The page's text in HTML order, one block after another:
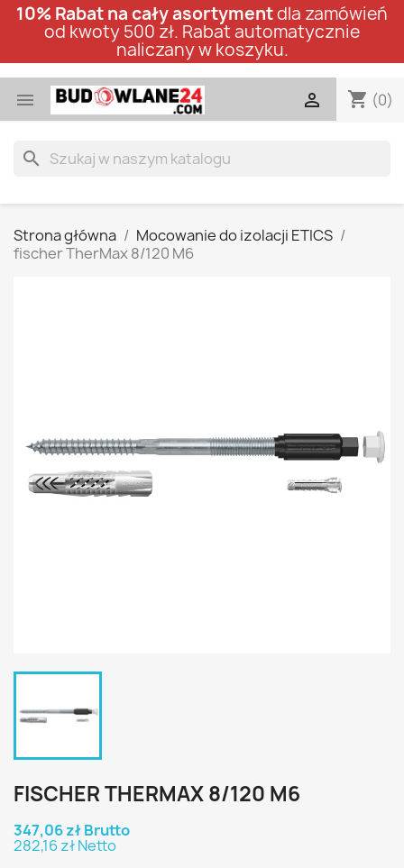
10% Rabat na cały asortymentdla zamówień
od kwoty 500 zł. Rabat automatycznie
naliczany w koszyku.
 shopping_cart (0)

search
Strona główna
Mocowanie do izolacji ETICS
fischer TherMax 8/120 M6
FISCHER THERMAX 8/120 M6
347,06 zł Brutto
282,16 zł Netto